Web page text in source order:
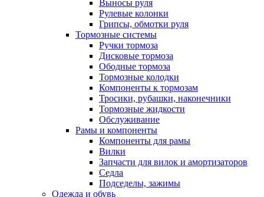
Выносы руля
Рулевые колонки
Грипсы, обмотки руля
Тормозные системы
Ручки тормоза
Дисковые тормоза
Ободные тормоза
Тормозные колодки
Компоненты к тормозам
Тросики, рубашки, наконечники
Тормозные жидкости
Обслуживание
Рамы и компоненты
Компоненты для рамы
Вилки
Запчасти для вилок и амортизаторов
Седла
Подседелы, зажимы
Одежда и обувь